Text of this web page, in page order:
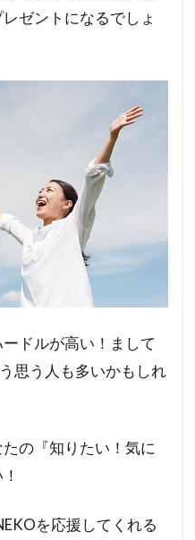
ゼントになるでしょ
ドルが高い！まして
思う人も多いかもしれ
の『知りたい！気に
を応援してくれる
二田哲博クリニック
子レディースクリニック
ク
ック
ックビバリータ
ニック ～ビバリータ～
み乳腺クリニック
ク
ィースクリニック